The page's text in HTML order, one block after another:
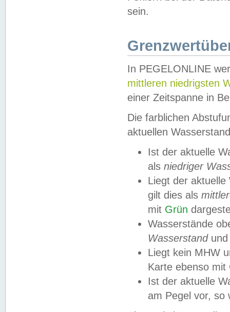
sein.
In PEGELONLINE
mittleren niedrigsten
einer Zeitspanne in
Die farblichen
aktuellen
Ist der aktuelle
als niedriger
Liegt der
gilt dies als
mit Grün
Wasserstände
Wasserstandund
Liegt kein MHW
Karte ebenso mit
Ist der aktuelle
am Pegel vor,